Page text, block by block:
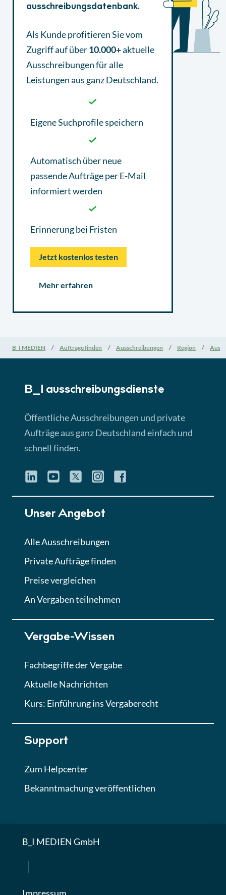
ausschreibungsdatenbank.
Als Kunde profitieren Sie vom
Zugriff auf über10.000+aktuelle
Ausschreibungenfür alle
Leistungen aus ganz Deutschland.
Eigene Suchprofile speichern
Automatisch über neue
passende Aufträge per E-Mail
informiert werden
Erinnerung bei Fristen
Jetzt kostenlos testen
Mehr erfahren
B_I MEDIEN Aufträge finden Ausschreibungen Region
B_I ausschreibungs­dienste
Öffentliche Ausschreibungen und private
Aufträge aus ganz Deutschland einfach und
schnell finden.
Unser Angebot
Alle Ausschreibungen
Private Aufträge finden
Preise vergleichen
An Vergaben teilnehmen
Vergabe-Wissen
Fachbegriffe der Vergabe
Aktuelle Nachrichten
Kurs: Einführung ins Vergaberecht
Support
Zum Helpcenter
Bekanntmachung veröffentlichen
B_I MEDIEN GmbH